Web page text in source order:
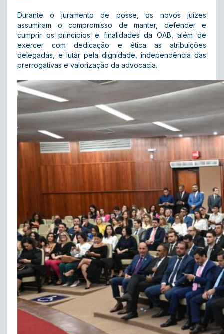
Durante o juramento de posse, os novos juízes
assumiram o compromisso de manter, defender e
cumprir os princípios e finalidades da OAB, além de
exercer com dedicação e ética as atribuições
delegadas, e lutar pela dignidade, independência das
prerrogativas e valorização da advocacia.